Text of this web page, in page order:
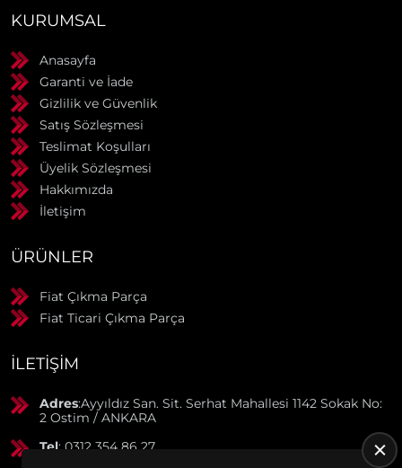
KURUMSAL
Anasayfa
Garanti ve İade
Gizlilik ve Güvenlik
Satış Sözleşmesi
Teslimat Koşulları
Üyelik Sözleşmesi
Hakkımızda
İletişim
ÜRÜNLER
Fiat Çıkma Parça
Fiat Ticari Çıkma Parça
İLETIŞIM
Adres:Ayyıldız San. Sit. Serhat Mahallesi 1142 Sokak No:
2 Ostim / ANKARA
Tel: 0312 354 86 27